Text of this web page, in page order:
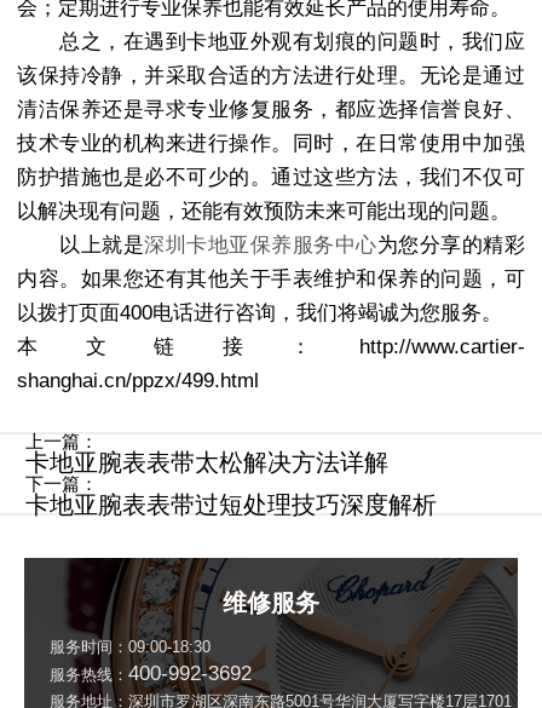
会；定期进行专业保养也能有效延长产品的使用寿命。
总之，在遇到卡地亚外观有划痕的问题时，我们应
该保持冷静，并采取合适的方法进行处理。无论是通过
清洁保养还是寻求专业修复服务，都应选择信誉良好、
技术专业的机构来进行操作。同时，在日常使用中加强
防护措施也是必不可少的。通过这些方法，我们不仅可
以解决现有问题，还能有效预防未来可能出现的问题。
以上就是深圳卡地亚保养服务中心为您分享的精彩
内容。如果您还有其他关于手表维护和保养的问题，可
以拨打页面400电话进行咨询，我们将竭诚为您服务。
本文链接：http://www.cartier-
shanghai.cn/ppzx/499.html
上一篇：
卡地亚腕表表带太松解决方法详解
下一篇：
卡地亚腕表表带过短处理技巧深度解析
维修服务
服务时间：09:00-18:30
服务热线： 400-992-3692
服务地址：深圳市罗湖区深南东路5001号华润大厦写字楼17层1701